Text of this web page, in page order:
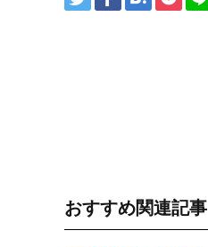
おすすめ関連記事